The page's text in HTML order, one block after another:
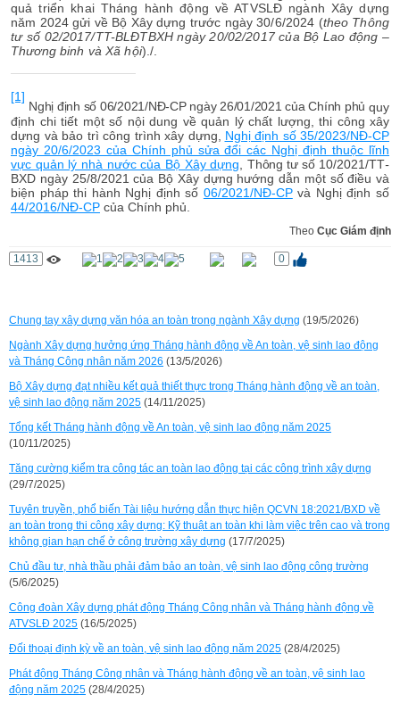
quả triển khai Tháng hành động về ATVSLĐ ngành Xây dựng
năm 2024 gửi về Bộ Xây dựng trước ngày 30/6/2024 (theo Thông
tư số 02/2017/TT-BLĐTBXH ngày 20/02/2017 của Bộ Lao động –
Thương binh và Xã hội)./.
[1]
Nghị định số 06/2021/NĐ-CP ngày 26/01/2021 của Chính phủ quy
định chi tiết một số nội dung về quản lý chất lượng, thi công xây
dựng và bảo trì công trình xây dựng
Nghị định số 35/2023/NĐ-CP
ngày 20/6/2023 của Chính phủ sửa đổi các Nghị định thuộc lĩnh
vực quản lý nhà nước của Bộ Xây dựng ,Thông tư số 10/2021/TT-
BXD ngày 25/8/2021 của Bộ Xây dựng hướng dẫn một số điều và
biện pháp thi hành Nghị định số 06/2021/NĐ-CPvà Nghị định số
44/2016/NĐ-CP của Chính phủ.
Theo Cục Giám định
1413 0
Chung tay xây dựng văn hóa an toàn trong ngành Xây dựng (19/5/2026)
Ngành Xây dựng hưởng ứng Tháng hành động về An toàn, vệ sinh lao động
và Tháng Công nhân năm 2026 (13/5/2026)
Bộ Xây dựng đạt nhiều kết quả thiết thực trong Tháng hành động về an toàn,
vệ sinh lao động năm 2025 (14/11/2025)
Tổng kết Tháng hành động về An toàn, vệ sinh lao động năm 2025
(10/11/2025)
Tăng cường kiểm tra công tác an toàn lao động tại các công trình xây dựng
(29/7/2025)
Tuyên truyền, phổ biến Tài liệu hướng dẫn thực hiện QCVN 18:2021/BXD về
an toàn trong thi công xây dựng: Kỹ thuật an toàn khi làm việc trên cao và trong
không gian hạn chế ở công trường xây dựng (17/7/2025)
Chủ đầu tư, nhà thầu phải đảm bảo an toàn, vệ sinh lao động công trường
(5/6/2025)
Công đoàn Xây dựng phát động Tháng Công nhân và Tháng hành động về
ATVSLĐ 2025 (16/5/2025)
Đối thoại định kỳ về an toàn, vệ sinh lao động năm 2025 (28/4/2025)
Phát động Tháng Công nhân và Tháng hành động về an toàn, vệ sinh lao
động năm 2025 (28/4/2025)